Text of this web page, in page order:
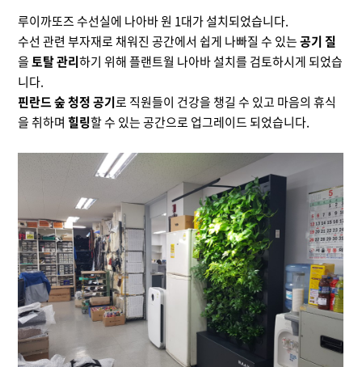
루이까또즈 수선실에 나아바 원 1대가 설치되었습니다.
수선 관련 부자재로 채워진 공간에서 쉽게 나빠질 수 있는공기 질
을토탈 관리하기 위해 플랜트월 나아바 설치를 검토하시게 되었습
니다.
핀란드 숲 청정 공기로 직원들이 건강을 챙길 수 있고 마음의 휴식
을 취하며힐링할 수 있는 공간으로 업그레이드 되었습니다.